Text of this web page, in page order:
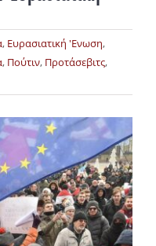
, Ευρασιατική 'Ενωση,
, Πούτιν, Προτάσεβιτς,